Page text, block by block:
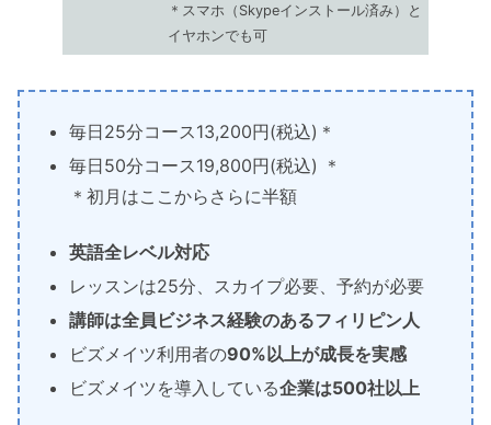
＊スマホ（Skypeインストール済み）と
イヤホンでも可
毎日25分コース13,200円(税込)＊
毎日50分コース19,800円(税込) ＊
＊初月はここからさらに半額
英語全レベル対応
レッスンは25分、スカイプ必要、予約が必要
講師は全員ビジネス経験のあるフィリピン人
ビズメイツ利用者の90%以上が成長を実感
ビズメイツを導入している企業は500社以上